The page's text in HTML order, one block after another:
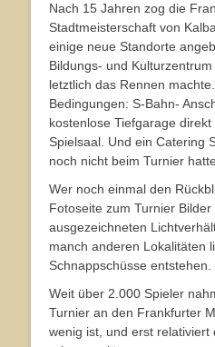
Nach 15 Jahren zog die
Stadtmeisterschaft von
einige neue Standorte
Bildungs- und
letztlich das Rennen
Bedingungen: S-Bahn-
kostenlose Tiefgarage
Spielsaal. Und ein Catering
noch nicht beim Turnier hatte.
Wer noch einmal den
Fotoseite zum Turnier
ausgezeichneten
manch anderen Lokalitäten
Schnappschüsse entstehen.
Weit über 2.000 Spieler
Turnier an den Frankfurter
wenig ist, und erst relativiert